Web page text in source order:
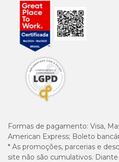
Formas de pagamento: Visa,
American Express; Boleto
* As promoções, parcerias e
site não são cumulativos.